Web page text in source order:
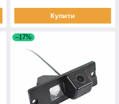
Купити
–17%